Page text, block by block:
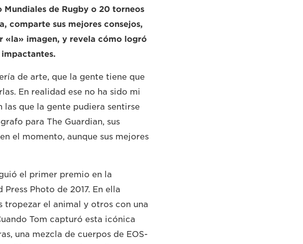
de Rugby o 20 torneos
comparte sus mejores consejos,
«la» imagen, y revela cómo logró
de arte, que la gente tiene que
En realidad ese no ha sido mi
que la gente pudiera sentirse
para The Guardian, sus
el momento, aunque sus mejores
el primer premio en la
Photo de 2017. En ella
tropezar el animal y otros con una
Tom capturó esta icónica
una mezcla de cuerpos de EOS-